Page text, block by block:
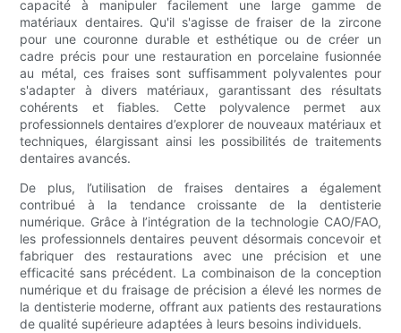
capacité à manipuler facilement une large gamme de
matériaux dentaires. Qu'il s'agisse de fraiser de la zircone
pour une couronne durable et esthétique ou de créer un
cadre précis pour une restauration en porcelaine fusionnée
au métal, ces fraises sont suffisamment polyvalentes pour
s'adapter à divers matériaux, garantissant des résultats
cohérents et fiables. Cette polyvalence permet aux
professionnels dentaires d’explorer de nouveaux matériaux et
techniques, élargissant ainsi les possibilités de traitements
dentaires avancés.
De plus, l’utilisation de fraises dentaires a également
contribué à la tendance croissante de la dentisterie
numérique. Grâce à l’intégration de la technologie CAO/FAO,
les professionnels dentaires peuvent désormais concevoir et
fabriquer des restaurations avec une précision et une
efficacité sans précédent. La combinaison de la conception
numérique et du fraisage de précision a élevé les normes de
la dentisterie moderne, offrant aux patients des restaurations
de qualité supérieure adaptées à leurs besoins individuels.